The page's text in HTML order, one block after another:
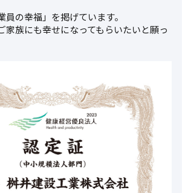
員の幸福」を掲げています。
家族にも幸せになってもらいたいと願っ